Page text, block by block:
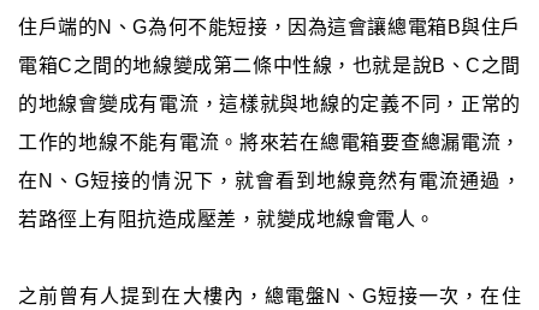
住戶端的N、G為何不能短接，因為這會讓總電箱B與住戶
電箱C之間的地線變成第二條中性線，也就是說B、C之間
的地線會變成有電流，這樣就與地線的定義不同，正常的
工作的地線不能有電流。將來若在總電箱要查總漏電流，
在N、G短接的情況下，就會看到地線竟然有電流通過，
若路徑上有阻抗造成壓差，就變成地線會電人。
之前曾有人提到在大樓內，總電盤N、G短接一次，在住